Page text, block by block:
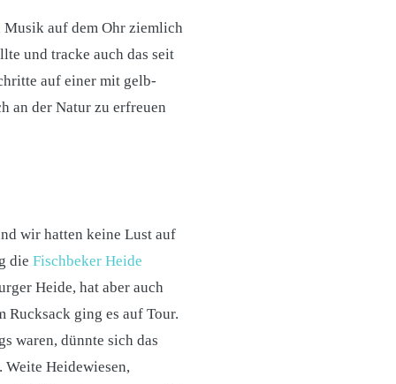
auf dem Ohr ziemlich
und tracke auch das seit
auf einer mit gelb-
an der Natur zu erfreuen
wir hatten keine Lust auf
die Fischbeker Heide
Heide, hat aber auch
ging es auf Tour.
waren, dünnte sich das
Heidewiesen,